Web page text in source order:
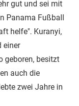
gut und sei mit
Panama Fußball
helfe". Kuranyi,
einer
geboren, besitzt
auch die
zwei Jahre in